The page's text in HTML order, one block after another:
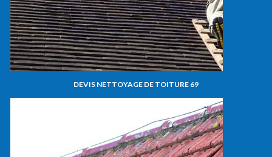
DEVIS NETTOYAGE DE TOITURE 69